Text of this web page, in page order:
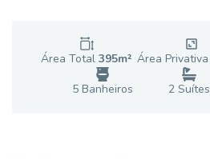
Área Total 395m² Área Privativa
5Banheiros 2 Suítes